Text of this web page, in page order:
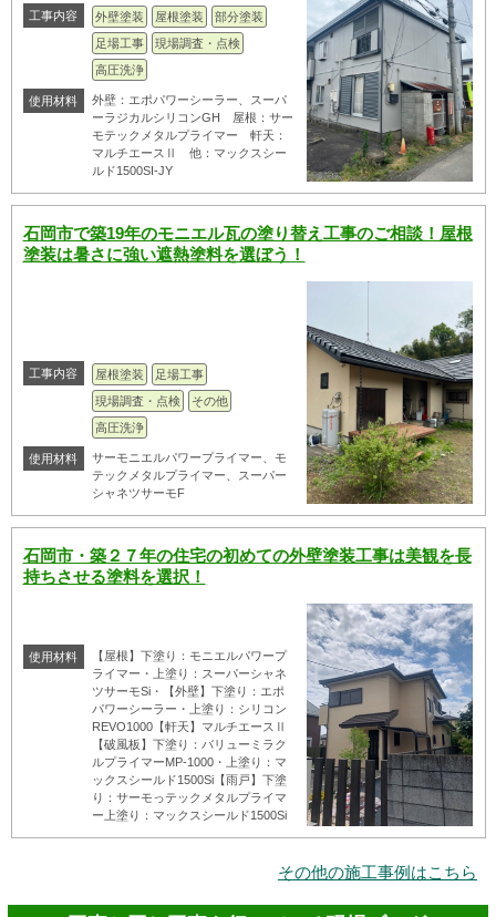
工事内容 外壁塗装 屋根塗装
部分塗装
足場工事
現場調査・点検
高圧洗浄
使用材料
外壁：エポパワーシーラー、スーパ
ーラジカルシリコンGH 屋根：サー
モテックメタルプライマー 軒天：
マルチエースⅡ 他：マックスシー
ルド1500SI-JY
石岡市で築19年のモニエル瓦の塗り替え工事のご相談！屋根
塗装は暑さに強い遮熱塗料を選ぼう！
工事内容 屋根塗装
足場工事
現場調査・点検
その他
高圧洗浄
使用材料
サーモニエルパワープライマー、モ
テックメタルプライマー、スーパー
シャネツサーモF
石岡市・築２７年の住宅の初めての外壁塗装工事は美観を長
持ちさせる塗料を選択！
使用材料
【屋根】下塗り：モニエルパワープ
ライマー・上塗り：スーパーシャネ
ツサーモSi・【外壁】下塗り：エポ
パワーシーラー・上塗り：シリコン
REVO1000【軒天】マルチエースⅡ
【破風板】下塗り：バリューミラク
ルプライマーMP-1000・上塗り：マ
ックスシールド1500Si【雨戸】下塗
り：サーモっテックメタルプライマ
ー上塗り：マックスシールド1500Si
その他の施工事例はこちら